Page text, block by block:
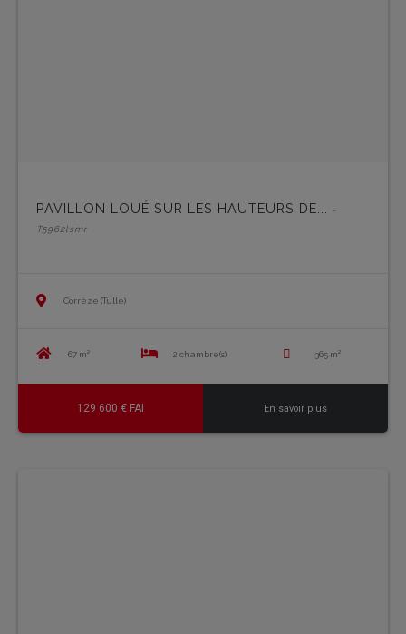
PAVILLON LOUÉ SUR LES HAUTEURS DE...
-
T5962lsmr
Corrèze (Tulle)
67 m² 2 chambre(s) 365 m²
129 600 € FAI En savoir plus